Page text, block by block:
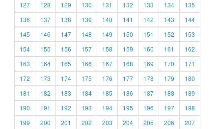
127
128 129 130 131 132 133 134
135
136
137 138 139 140 141 142 143
144
145
146 147 148 149 150 151 152
153
154
155 156 157 158 159 160 161
162
163
164 165 166 167 168 169 170
171
172
173 174 175 176 177 178 179
180
181
182 183 184 185 186 187 188
189
190
191 192 193 194 195 196 197
198
199
200 201 202 203 204 205 206
207